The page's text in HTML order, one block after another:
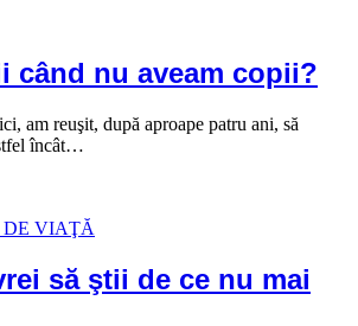
când nu aveam copii?
am reuşit, după aproape patru ani, să
încât…
DE VIAŢĂ
să ştii de ce nu mai